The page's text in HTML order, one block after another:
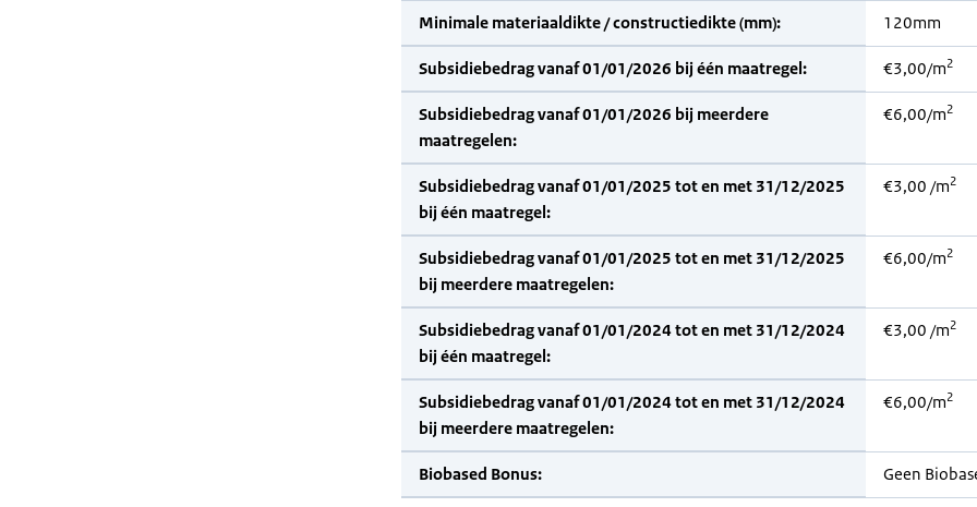
Minimale materiaaldikte / constructiedikte (mm): 120mm
Subsidiebedrag vanaf 01/01/2026 bij één maatregel: €3,00/m2
Subsidiebedrag vanaf 01/01/2026 bij meerdere
maatregelen:
€6,00/m2
Subsidiebedrag vanaf 01/01/2025 tot en met 31/12/2025
bij één maatregel:
€3,00 /m2
Subsidiebedrag vanaf 01/01/2025 tot en met 31/12/2025
bij meerdere maatregelen:
€6,00/m2
Subsidiebedrag vanaf 01/01/2024 tot en met 31/12/2024
bij één maatregel:
€3,00 /m2
Subsidiebedrag vanaf 01/01/2024 tot en met 31/12/2024
bij meerdere maatregelen:
€6,00/m2
Biobased Bonus: Geen